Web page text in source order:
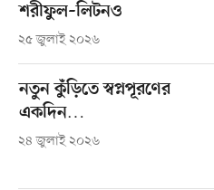
শরীফুল–লিটনও
২৫ জুলাই ২০২৬
নতুন কুঁড়িতে স্বপ্নপূরণের
একদিন…
২৪ জুলাই ২০২৬